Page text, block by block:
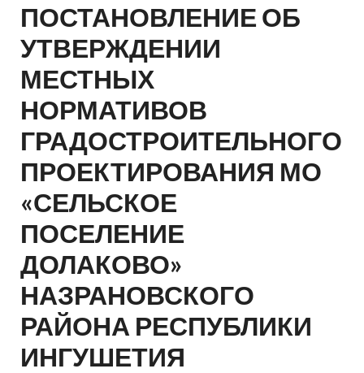
ПОСТАНОВЛЕНИЕ ОБ
УТВЕРЖДЕНИИ
МЕСТНЫХ
НОРМАТИВОВ
ГРАДОСТРОИТЕЛЬНОГО
ПРОЕКТИРОВАНИЯ МО
«СЕЛЬСКОЕ
ПОСЕЛЕНИЕ
ДОЛАКОВО»
НАЗРАНОВСКОГО
РАЙОНА РЕСПУБЛИКИ
ИНГУШЕТИЯ